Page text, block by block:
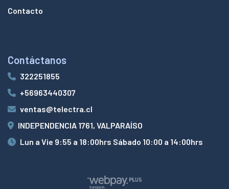
Contacto
Contáctanos
322251855
+56963440307
ventas@telectra.cl
INDEPENDENCIA 1761, VALPARAÍSO
Lun a Vie 9:55 a 18:00hrs Sábado 10:00 a 14:00hrs